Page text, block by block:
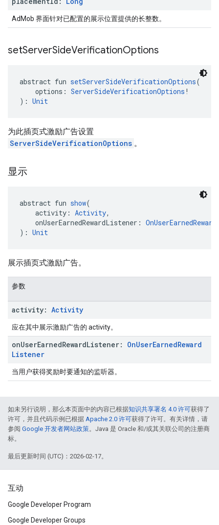
AdMob 界面针对已配置的展示位置提供的长整数。
setServerSideVerificationOptions
abstract fun setServerSideVerificationOptions(
options: ServerSideVerificationOptions !
): Unit
为此插页式激励广告设置
ServerSideVerificationOptions 。
显示
abstract fun show(
activity: Activity,
onUserEarnedRewardListener:
): Unit
展示插页式激励广告。
参数
activity: Activity
应在其中展示激励广告的 activity。
onUserEarnedRewardListener: OnUserEarnedReward
Listener
当用户获得奖励时要通知的监听器。
如未另行说明，那么本页面中的内容已根据知识共享署名 4.0 许可获得了
许可，并且代码示例已根据 Apache 2.0 许可获得了许可。有关详情，请
参阅 Google 开发者网站政策。Java 是 Oracle 和/或其关联公司的注册商
标。
最后更新时间 (UTC)：2026-02-17。
互动
Google Developer Program
Google Developer Groups